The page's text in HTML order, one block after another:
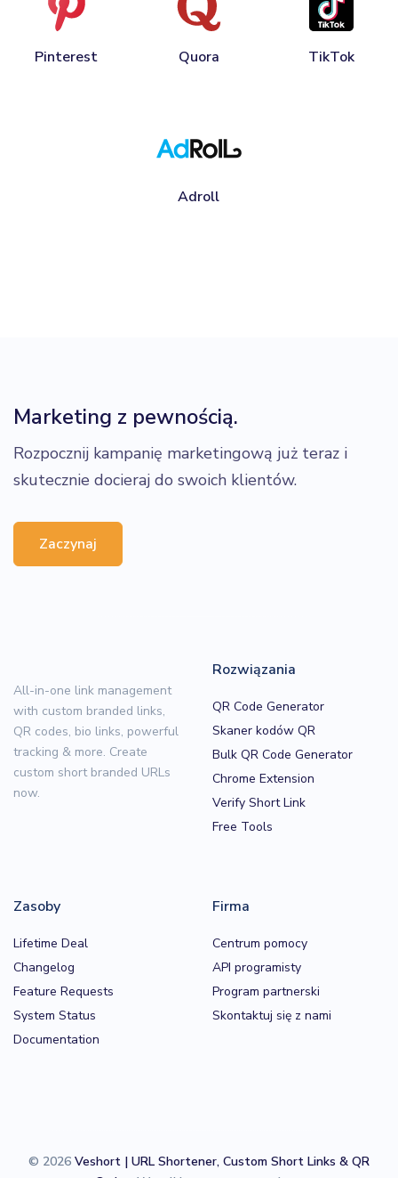
Pinterest Quora TikTok
Adroll
Marketing z pewnością.
Rozpocznij kampanię marketingową już teraz i
skutecznie docieraj do swoich klientów.
Zaczynaj
All-in-one link management
with custom branded links,
QR codes, bio links, powerful
tracking & more. Create
custom short branded URLs
now.
Rozwiązania
QR Code Generator
Skaner kodów QR
Bulk QR Code Generator
Chrome Extension
Verify Short Link
Free Tools
Zasoby
Lifetime Deal
Changelog
Feature Requests
System Status
Documentation
Firma
Centrum pomocy
API programisty
Program partnerski
Skontaktuj się z nami
© 2026 Veshort | URL Shortener, Custom Short Links & QR